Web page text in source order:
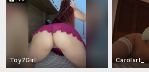
Toy7Girl Carolart_